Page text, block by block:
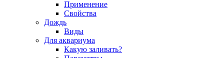
Применение
Свойства
Дождь
Виды
Для аквариума
Какую заливать?